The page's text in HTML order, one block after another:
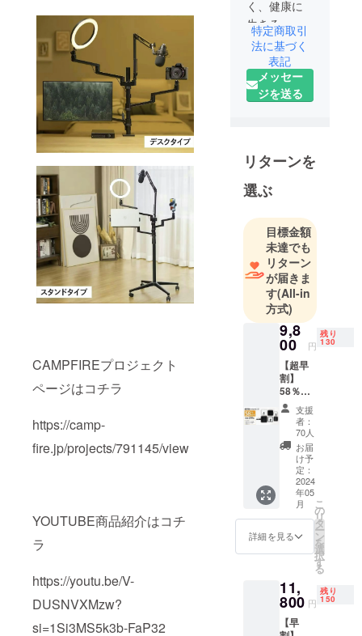
CAMPFIREプロジェクト
ページはコチラ
https://camp-
fire.jp/projects/791145/view
YOUTUBE商品紹介はコチ
ラ
https://youtu.be/V-
DUSNVXMzw?
si=1Si3MS5k3b-FaP32
く、健康に
生きる」を
応援する、
という信念
のもと、自
社で一貫し
ビ通販をメ
インに商品
をご紹介し
ておりま
す。 東証上
場のアイケ
イグループ
として、全
国の生活協
同組合様を
始めとする
様々な販売
ルートから
集まるお客
様の声を元
に、お客様
が求めてい
る商品を開
発できるよ
うに日々活
動を行って
おります。
代表商品に
でぽっかぽ
かのスピー
ドヒート 温
特定商取引
法に基づく
表記
メッセー
ジを送る
リターンを
選ぶ
目標金額
未達でも
リターン
が届きま
す(All-in
方式)
9,8
00 円
残り
130
【超早
割】
58％OF
F！ ＜
リター
ン内容
＞
24cmフ
ライパ
ン＋ガ
ラス蓋
20cmマ
ルチパ
ン＋無
水調理
蓋
ニパン
＋ガラ
ス蓋 着
脱式
支援
者：
70人
お届
け予
定：
2024
年05
月
詳細を見る
こ
の
リ
タ
ー
ン
を
選
択
す
る
11,
800 円
残り
150
【早